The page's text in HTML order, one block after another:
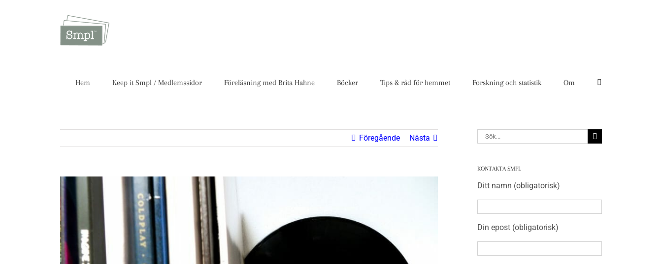
Hem Keep it Smpl / Medlemssidor Föreläsning med Brita Hahne Böcker Tips & råd för hemmet Forskning och statistik Om
Föregående Nästa
Visa
Sök
efter:
KONTAKTA SMPL
Ditt namn (obligatorisk)
Din epost (obligatorisk)